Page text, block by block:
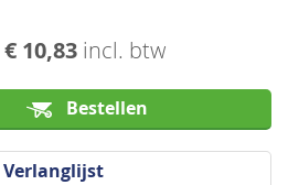
€ 10,83 incl. btw
Bestellen
Verlanglijst